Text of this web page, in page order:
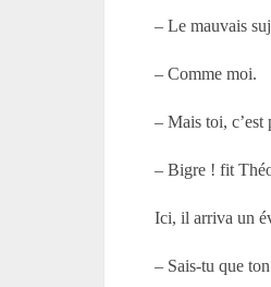
– Le mauvais
– Comme moi.
– Mais toi, c’est
– Bigre ! fit
Ici, il arriva un
– Sais-tu que